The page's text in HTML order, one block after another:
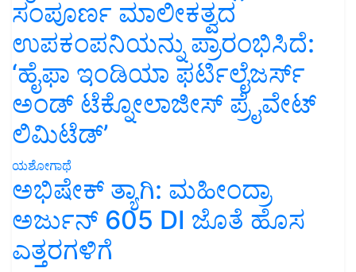
ಸಂಪೂರ್ಣ ಮಾಲೀಕತ್ವದ
ಉಪಕಂಪನಿಯನ್ನು ಪ್ರಾರಂಭಿಸಿದೆ:
‘ಹೈಫಾ ಇಂಡಿಯಾ ಫರ್ಟಿಲೈಜರ್ಸ್
ಅಂಡ್ ಟೆಕ್ನೋಲಾಜೀಸ್ ಪ್ರೈವೇಟ್
ಲಿಮಿಟೆಡ್’
ಯಶೋಗಾಥೆ
ಅಭಿಷೇಕ್ ತ್ಯಾಗಿ: ಮಹೀಂದ್ರಾ
ಅರ್ಜುನ್ 605 DI ಜೊತೆ ಹೊಸ
ಎತ್ತರಗಳಿಗೆ